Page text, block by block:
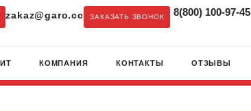
zakaz@garo.cc ЗАКАЗАТЬ ЗВОНОК 8(800) 100-97-45
КОМПАНИЯ КОНТАКТЫ ОТЗЫВЫ